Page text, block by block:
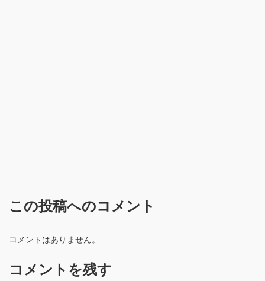
この投稿へのコメント
コメントはありません。
コメントを残す